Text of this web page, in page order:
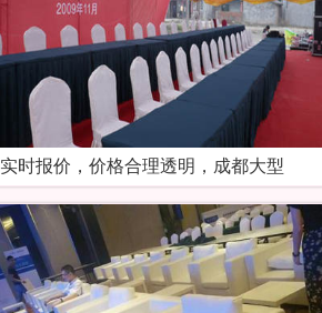
实时报价，价格合理透明，成都大型